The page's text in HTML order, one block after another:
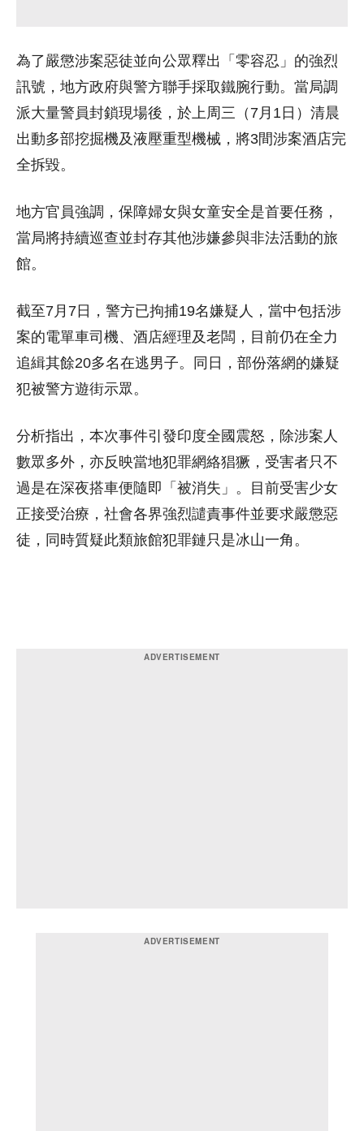
為了嚴懲涉案惡徒並向公眾釋出「零容忍」的強烈
訊號，地方政府與警方聯手採取鐵腕行動。當局調
派大量警員封鎖現場後，於上周三（7月1日）清晨
出動多部挖掘機及液壓重型機械，將3間涉案酒店完
全拆毀。
地方官員強調，保障婦女與女童安全是首要任務，
當局將持續巡查並封存其他涉嫌參與非法活動的旅
館。
截至7月7日，警方已拘捕19名嫌疑人，當中包括涉
案的電單車司機、酒店經理及老闆，目前仍在全力
追緝其餘20多名在逃男子。同日，部份落網的嫌疑
犯被警方遊街示眾。
分析指出，本次事件引發印度全國震怒，除涉案人
數眾多外，亦反映當地犯罪網絡猖獗，受害者只不
過是在深夜搭車便隨即「被消失」。目前受害少女
正接受治療，社會各界強烈譴責事件並要求嚴懲惡
徒，同時質疑此類旅館犯罪鏈只是冰山一角。